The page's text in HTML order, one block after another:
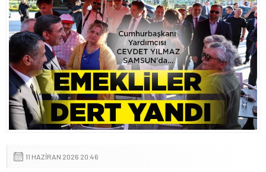
11 HAZIRAN 2026 20:46